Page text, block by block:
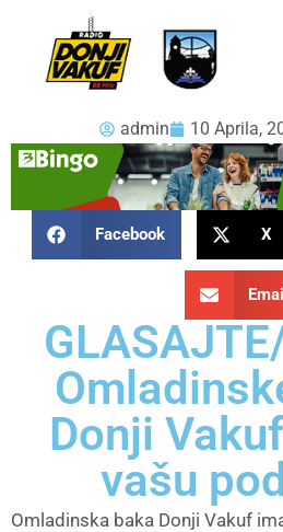
admin 10 Aprila,
Facebook X
Email
Donji
vašu
Omladinska baka Donji Vakuf